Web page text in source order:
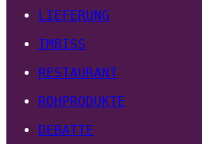
LIEFERUNG
IMBISS
RESTAURANT
ROHPRODUKTE
DEBATTE